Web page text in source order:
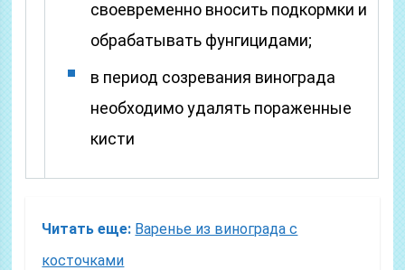
своевременно вносить подкормки и
обрабатывать фунгицидами;
в период созревания винограда
необходимо удалять пораженные
кисти
Читать еще: Варенье из винограда с
косточками